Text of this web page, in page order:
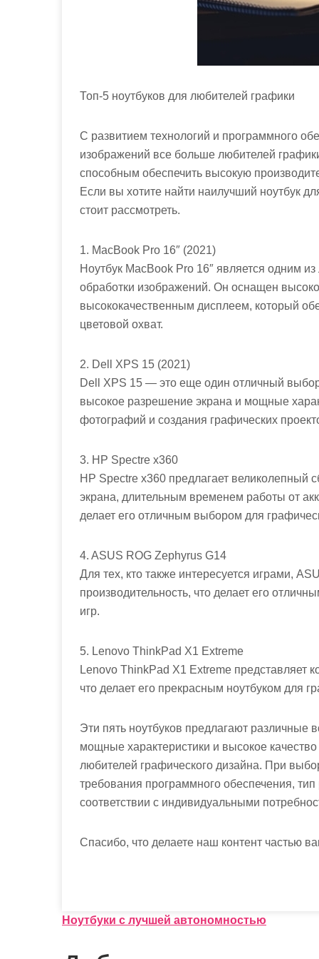
Топ-5 ноутбуков для любителей графики
С развитием технологий и программного
изображений все больше любителей
способным обеспечить высокую
Если вы хотите найти наилучший ноутбук
стоит рассмотреть.
1. MacBook Pro 16″ (2021)
Ноутбук MacBook Pro 16″ является одним
обработки изображений. Он оснащен
высококачественным дисплеем, который
цветовой охват.
2. Dell XPS 15 (2021)
Dell XPS 15 — это еще один отличный
высокое разрешение экрана и мощные
фотографий и создания графических
3. HP Spectre x360
HP Spectre x360 предлагает великолепный
экрана, длительным временем работы от
делает его отличным выбором для
4. ASUS ROG Zephyrus G14
Для тех, кто также интересуется играми,
производительность, что делает его
игр.
5. Lenovo ThinkPad X1 Extreme
Lenovo ThinkPad X1 Extreme представляет
что делает его прекрасным ноутбуком для
Эти пять ноутбуков предлагают различные
мощные характеристики и высокое
любителей графического дизайна. При
требования программного обеспечения,
соответствии с индивидуальными
Спасибо, что делаете наш контент частью
Н
а
Ноутбуки с лучшей автономностью